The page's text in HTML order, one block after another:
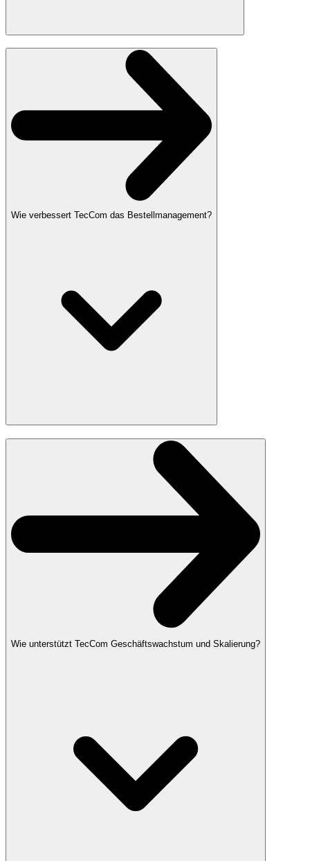
Wie verbessert TecCom das Bestellmanagement?
Wie unterstützt TecCom Geschäftswachstum und Skalierung?